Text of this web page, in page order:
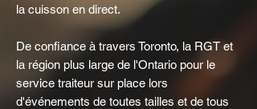
la cuisson en direct.
De confiance à travers Toronto, la RGT et
la région plus large de l'Ontario pour le
service traiteur sur place lors
d'événements de toutes tailles et de tous